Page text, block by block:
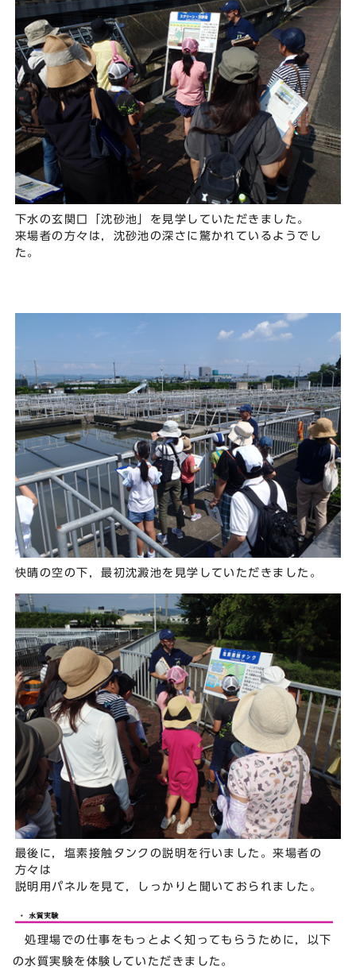
下水の玄関口「沈砂池」を見学していただきました。
来場者の方々は，沈砂池の深さに驚かれているようでし
た。
快晴の空の下，最初沈澱池を見学していただきました。
最後に，塩素接触タンクの説明を行いました。来場者の
方々は
説明用パネルを見て，しっかりと聞いておられました。
処理場での仕事をもっとよく知ってもらうために，以下
の水質実験を体験していただきました。